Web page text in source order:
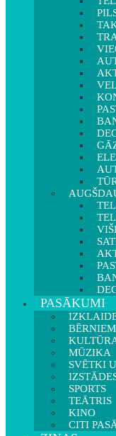
PASĀKUMI
BĒRNIEM
MŪZIKA
SVĒTKI
SPORTS
TEĀTRIS
KINO
CITI